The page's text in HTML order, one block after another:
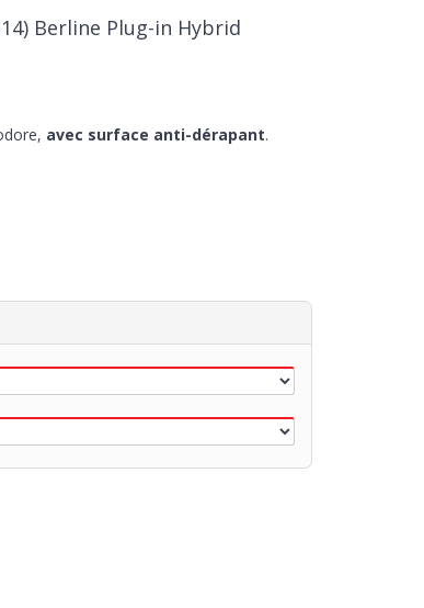
Berline Plug-in Hybrid
avec surface anti-dérapant.